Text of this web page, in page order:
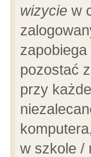
wizycie w
pozostać
przy
w szkole /